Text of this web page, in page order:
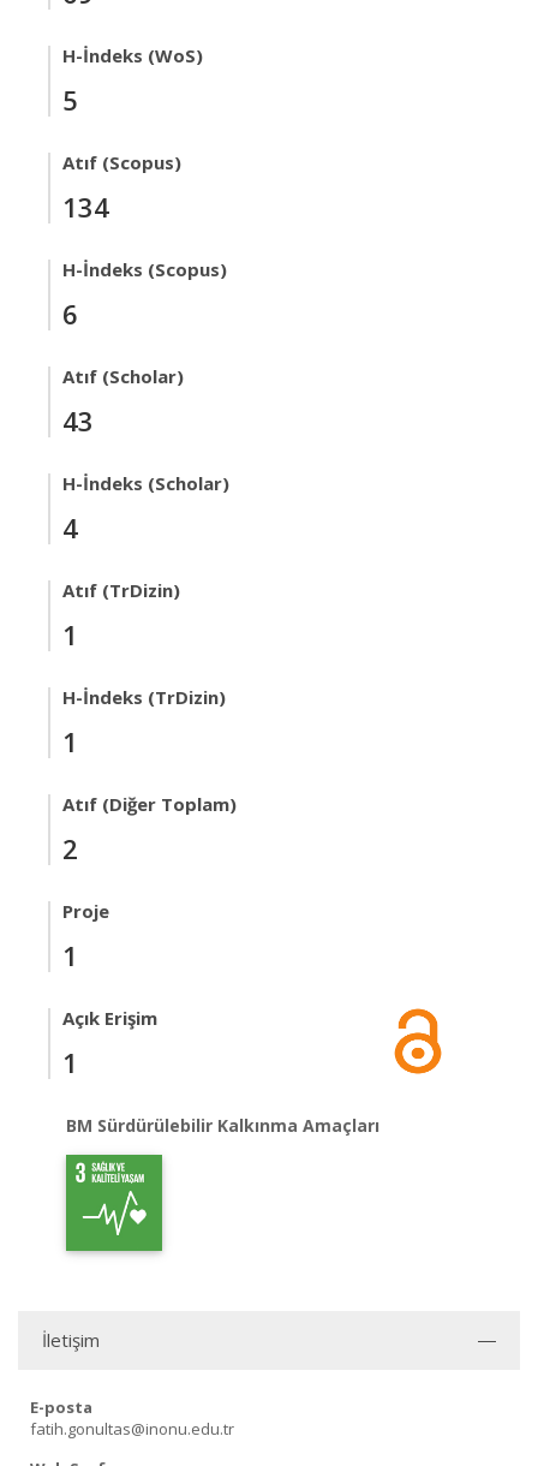
H-İndeks (WoS)
5
Atıf (Scopus)
134
H-İndeks (Scopus)
6
Atıf (Scholar)
43
H-İndeks (Scholar)
4
Atıf (TrDizin)
1
H-İndeks (TrDizin)
1
Atıf (Diğer Toplam)
2
Proje
1
Açık Erişim
1
BM Sürdürülebilir Kalkınma Amaçları
İletişim
E-posta
fatih.gonultas@inonu.edu.tr